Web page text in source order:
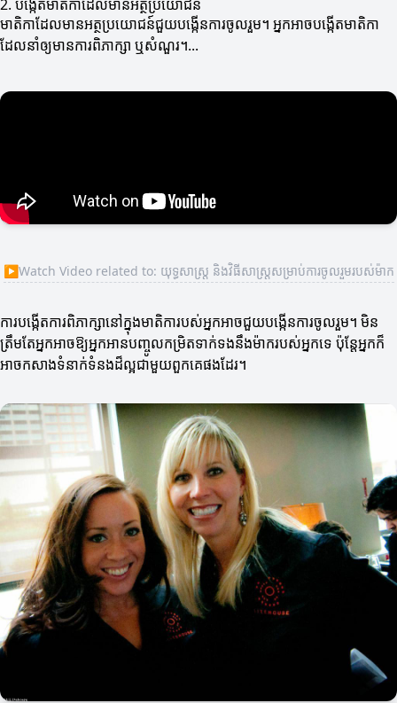
2. បង្កើតមាតិកាដែលមានអត្ថប្រយោជន៍
មាតិកាដែលមានអត្ថប្រយោជន៍ជួយបង្កើនការចូលរួម។ អ្នកអាចបង្កើតមាតិកា
ដែលនាំឲ្យមានការពិភាក្សា ឬសំណួរ។...
▶Watch Video related to: យុទ្ធសាស្ត្រ និងវិធីសាស្ត្រសម្រាប់ការចូលរួមរបស់ម៉ាក
ការបង្កើតការពិភាក្សានៅក្នុងមាតិការបស់អ្នកអាចជួយបង្កើនការចូលរួម។ មិន
ត្រឹមតែអ្នកអាចឱ្យអ្នកអានបញ្ចូលកម្រិតទាក់ទងនឹងម៉ាករបស់អ្នកទេ ប៉ុន្តែអ្នកក៏
អាចកសាងទំនាក់ទំនងដ៏ល្អជាមួយពួកគេផងដែរ។